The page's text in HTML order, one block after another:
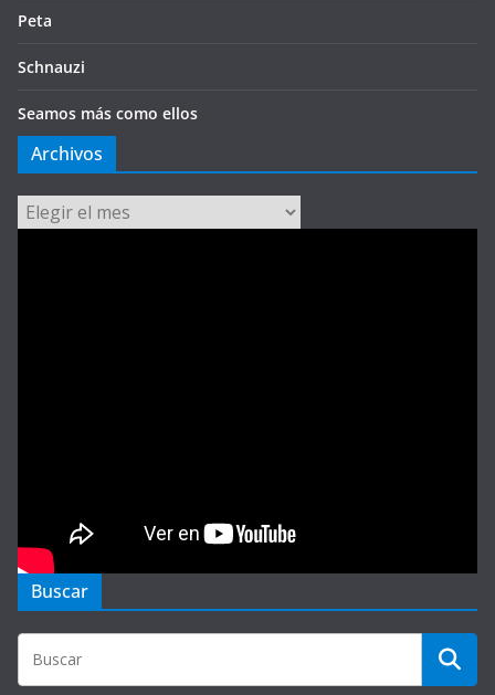
Peta
Schnauzi
Seamos más como ellos
Archivos
Archivos
Buscar